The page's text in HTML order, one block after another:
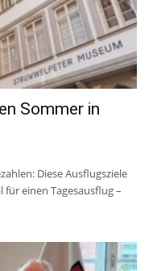
Sommer in
Diese Ausflugsziele
einen Tagesausflug –